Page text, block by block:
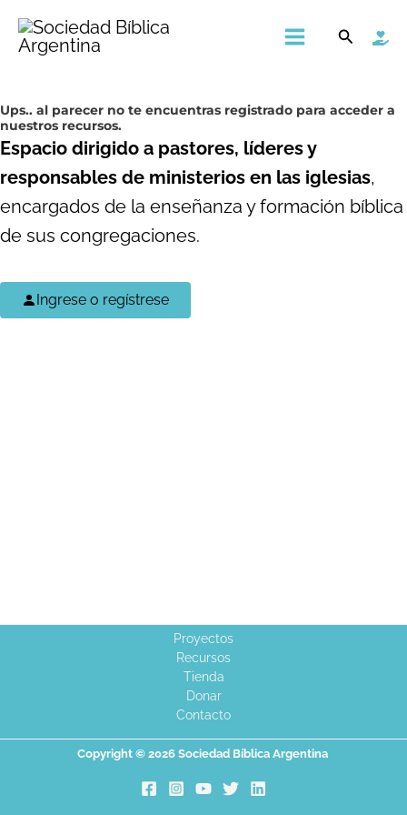
MainBuscar
Ups.. al parecer no te encuentras registrado para acceder a
nuestros recursos.
Espacio dirigido a pastores, líderes y
responsables de ministerios en las iglesias,
encargados de la enseñanza y formación bíblica
de sus congregaciones.
Ingrese o regístrese
Proyectos
Recursos
Tienda
Donar
Contacto
Copyright © 2026 Sociedad Bíblica Argentina